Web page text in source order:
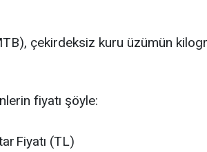
çekirdeksiz kuru üzümün
fiyatı şöyle:
Fiyatı (TL)